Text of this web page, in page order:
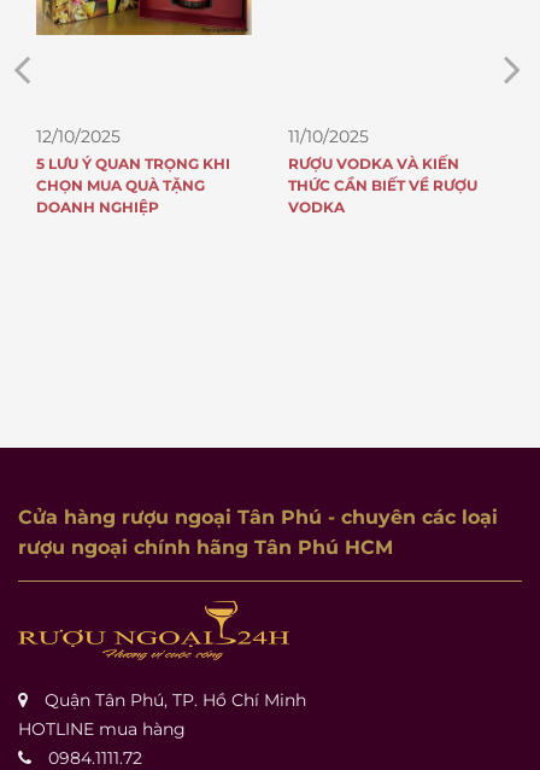
12/10/2025
5 LƯU Ý QUAN TRỌNG KHI
CHỌN MUA QUÀ TẶNG
DOANH NGHIỆP
11/10/2025
RƯỢU VODKA VÀ KIẾN
THỨC CẦN BIẾT VỀ RƯỢU
VODKA
Cửa hàng rượu ngoại Tân Phú - chuyên các loại
rượu ngoại chính hãng Tân Phú HCM
Quận Tân Phú, TP. Hồ Chí Minh
HOTLINE mua hàng
0984.1111.72